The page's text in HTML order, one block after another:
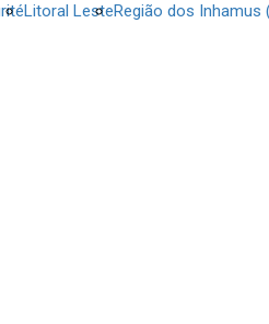
Litoral LesteRegião dos Inhamus